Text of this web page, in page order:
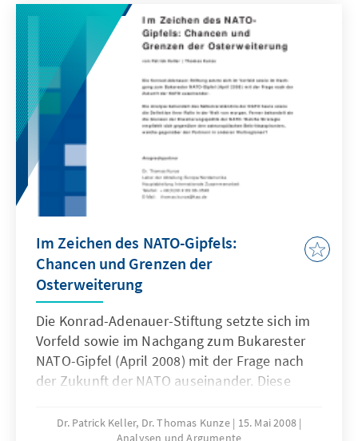
vorliegende Online-Publikation beschreibt,
wie der Bürokratieabbau vorankommt und
welche Perspektiven sich über die aktuelle
Legislaturperiode hinaus ergeben.
Im Zeichen des NATO-Gipfels:
Chancen und Grenzen der
Osterweiterung
Die Konrad-Adenauer-Stiftung setzte sich im
Vorfeld sowie im Nachgang zum Bukarester
NATO-Gipfel (April 2008) mit der Frage nach
der Zukunft der NATO auseinander. Diese
Selbstverständnis der NATO heute sowie die
Dr. Patrick Keller, Dr. Thomas Kunze
15. Mai 2008